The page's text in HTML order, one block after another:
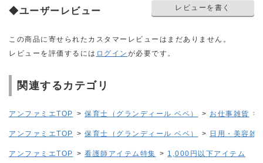
◆ユーザーレビュー レビューを書く
この商品に寄せられたカスタマーレビューはまだありません。
レビューを評価するには ログイン が必要です。
関連するカテゴリ
アンファミエTOP > 保育士（グランディール ベベ） > お仕事雑貨 >
アンファミエTOP > 保育士（グランディール ベベ） > 日用・美容雑
アンファミエTOP > 看護師アイテム特集 > 1,000円以下アイテム